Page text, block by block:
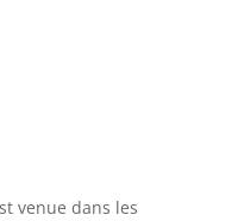
venue dans les